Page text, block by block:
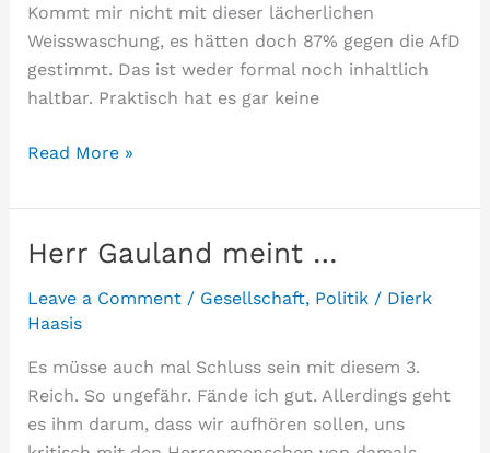
Kommt mir nicht mit dieser lächerlichen
Weisswaschung, es hätten doch 87% gegen die AfD
gestimmt. Das ist weder formal noch inhaltlich
haltbar. Praktisch hat es gar keine
Blaunazis
Read More »
Herr Gauland meint …
Leave a Comment / Gesellschaft, Politik/ Dierk
Haasis
Es müsse auch mal Schluss sein mit diesem 3.
Reich. So ungefähr. Fände ich gut. Allerdings geht
es ihm darum, dass wir aufhören sollen, uns